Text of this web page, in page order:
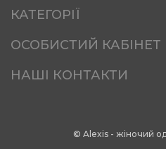
КАТЕГОРІЇ
ОСОБИСТИЙ КАБІНЕТ
НАШІ КОНТАКТИ
© Alexis - жіночий